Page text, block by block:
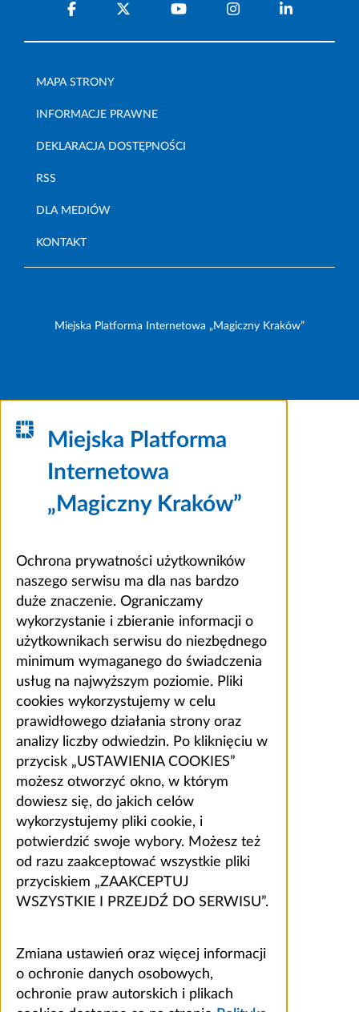
MAPA STRONY
INFORMACJE PRAWNE
DEKLARACJA DOSTĘPNOŚCI
RSS
DLA MEDIÓW
KONTAKT
Miejska Platforma Internetowa „Magiczny Kraków”
Miejska Platforma
Internetowa
„Magiczny Kraków”
Ochrona prywatności użytkowników
naszego serwisu ma dla nas bardzo
duże znaczenie. Ograniczamy
wykorzystanie i zbieranie informacji o
użytkownikach serwisu do niezbędnego
minimum wymaganego do świadczenia
usług na najwyższym poziomie. Pliki
cookies wykorzystujemy w celu
prawidłowego działania strony oraz
analizy liczby odwiedzin. Po kliknięciu w
przycisk „USTAWIENIA COOKIES”
możesz otworzyć okno, w którym
dowiesz się, do jakich celów
wykorzystujemy pliki cookie, i
potwierdzić swoje wybory. Możesz też
od razu zaakceptować wszystkie pliki
przyciskiem „ZAAKCEPTUJ
WSZYSTKIE I PRZEJDŹ DO SERWISU”.
Zmiana ustawień oraz więcej informacji
o ochronie danych osobowych,
ochronie praw autorskich i plikach